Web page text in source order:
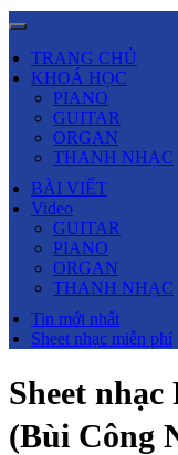
TRANG CHỦ
KHOÁ HỌC
PIANO
GUITAR
ORGAN
THANH NHẠC
BÀI VIẾT
Video
GUITAR
PIANO
ORGAN
THANH NHẠC
Tin mới nhất
Sheet nhạc miễn phí
Sheet
(Bùi Công